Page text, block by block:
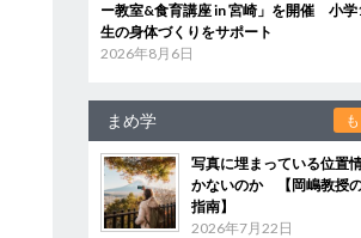
ー教室&食育講座 in 宮崎」を開催 小学
生の身体づくりをサポート
2026年8月6日
まめ学
写真に埋まっている位置
かないのか 【岡嶋教授
指南】
2026年7月22日